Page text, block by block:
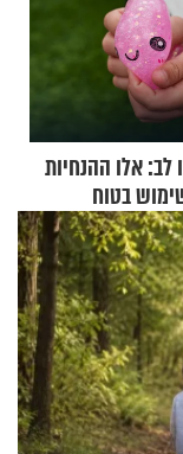
לב: אלו ההנחיות
בטוח
מקרי אשפוז